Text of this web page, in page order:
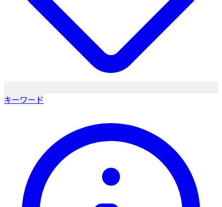
キーワード